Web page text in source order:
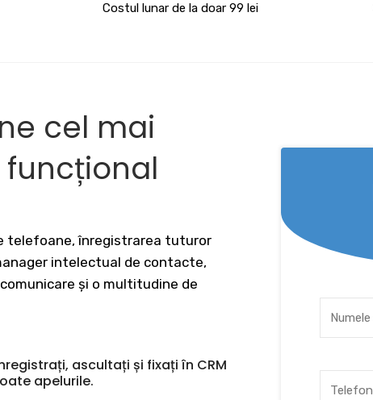
Costul lunar de la doar 99 lei
cel mai
telefoane, înregistrarea tuturor
intelectual de contacte,
și o multitudine de
ascultați și fixați în CRM
apelurile.